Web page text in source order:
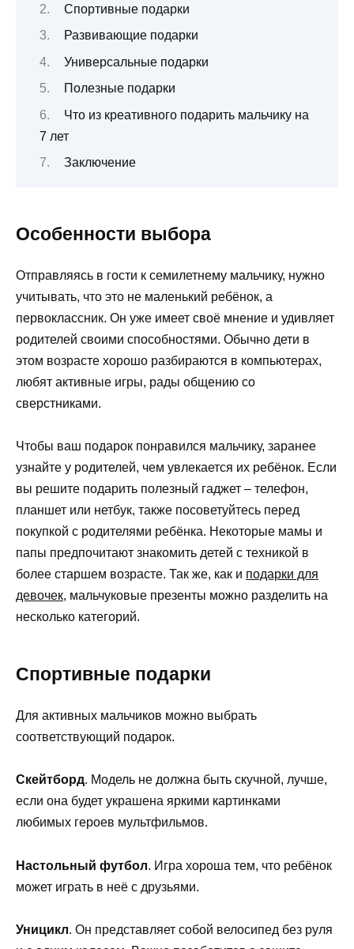
Спортивные подарки
Развивающие подарки
Универсальные подарки
Полезные подарки
Что из креативного подарить мальчику на
7 лет
Заключение
Особенности выбора
Отправляясь в гости к семилетнему мальчику, нужно
учитывать, что это не маленький ребёнок, а
первоклассник. Он уже имеет своё мнение и удивляет
родителей своими способностями. Обычно дети в
этом возрасте хорошо разбираются в компьютерах,
любят активные игры, рады общению со
сверстниками.
Чтобы ваш подарок понравился мальчику, заранее
узнайте у родителей, чем увлекается их ребёнок. Если
вы решите подарить полезный гаджет – телефон,
планшет или нетбук, также посоветуйтесь перед
покупкой с родителями ребёнка. Некоторые мамы и
папы предпочитают знакомить детей с техникой в
более старшем возрасте. Так же, как и подарки для
девочек, мальчуковые презенты можно разделить на
несколько категорий.
Спортивные подарки
Для активных мальчиков можно выбрать
соответствующий подарок.
Скейтборд. Модель не должна быть скучной, лучше,
если она будет украшена яркими картинками
любимых героев мультфильмов.
Настольный футбол. Игра хороша тем, что ребёнок
может играть в неё с друзьями.
Уницикл. Он представляет собой велосипед без руля